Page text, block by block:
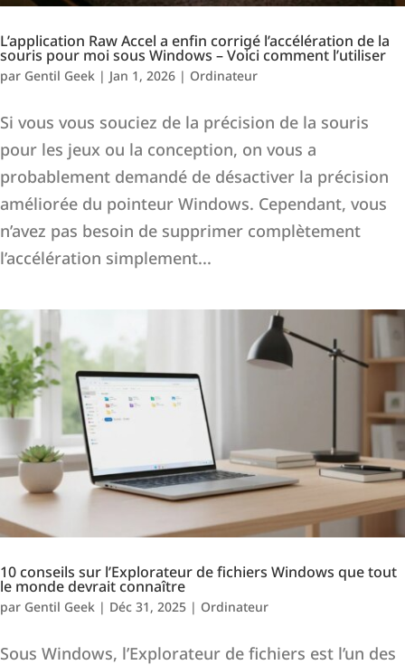
L’application Raw Accel a enfin corrigé l’accélération de la
souris pour moi sous Windows – Voici comment l’utiliser
par Gentil Geek | Jan 1, 2026 | Ordinateur
Si vous vous souciez de la précision de la souris
pour les jeux ou la conception, on vous a
probablement demandé de désactiver la précision
améliorée du pointeur Windows. Cependant, vous
n’avez pas besoin de supprimer complètement
l’accélération simplement...
10 conseils sur l’Explorateur de fichiers Windows que tout
le monde devrait connaître
par Gentil Geek | Déc 31, 2025 | Ordinateur
Sous Windows, l’Explorateur de fichiers est l’un des